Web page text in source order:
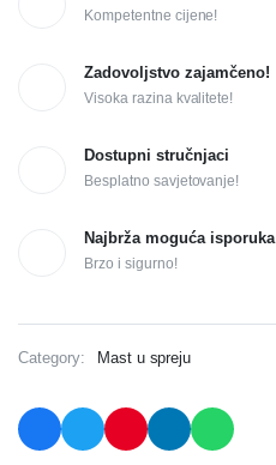
Kompetentne cijene!
Zadovoljstvo zajamčeno!
Visoka razina kvalitete!
Dostupni stručnjaci
Besplatno savjetovanje!
Najbrža moguća isporuka
Brzo i sigurno!
Category: Mast u spreju